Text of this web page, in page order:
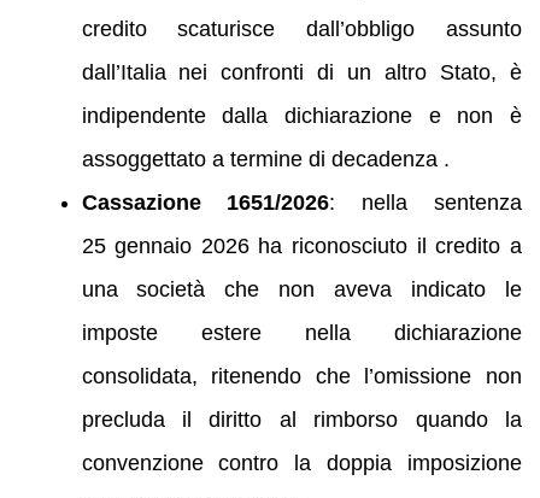
credito scaturisce dall’obbligo assunto
dall’Italia nei confronti di un altro Stato, è
indipendente dalla dichiarazione e non è
assoggettato a termine di decadenza .
Cassazione 1651/2026: nella sentenza
25 gennaio 2026 ha riconosciuto il credito a
una società che non aveva indicato le
imposte estere nella dichiarazione
consolidata, ritenendo che l’omissione non
precluda il diritto al rimborso quando la
convenzione contro la doppia imposizione